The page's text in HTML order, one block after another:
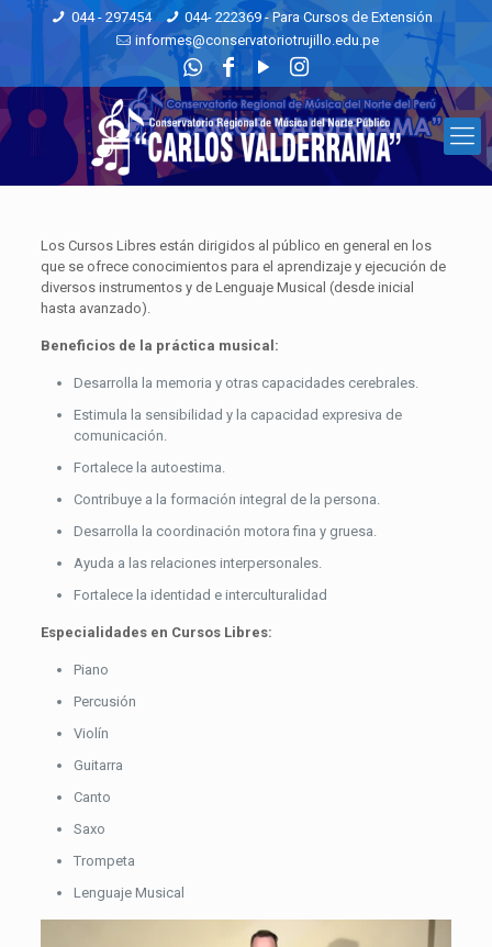
044 - 297454
044- 222369 - Para Cursos de Extensión
informes@conservatoriotrujillo.edu.pe
Los Cursos Libres están dirigidos al público en general en los
que se ofrece conocimientos para el aprendizaje y ejecución de
diversos instrumentos y de Lenguaje Musical (desde inicial
hasta avanzado).
Beneficios de la práctica musical:
Desarrolla la memoria y otras capacidades cerebrales.
Estimula la sensibilidad y la capacidad expresiva de
comunicación.
Fortalece la autoestima.
Contribuye a la formación integral de la persona.
Desarrolla la coordinación motora fina y gruesa.
Ayuda a las relaciones interpersonales.
Fortalece la identidad e interculturalidad
Especialidades en Cursos Libres:
Piano
Percusión
Violín
Guitarra
Canto
Saxo
Trompeta
Lenguaje Musical